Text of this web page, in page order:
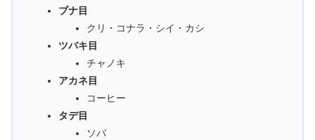
ブナ目
クリ・コナラ・シイ・カシ
ツバキ目
チャノキ
アカネ目
コーヒー
タデ目
ソバ